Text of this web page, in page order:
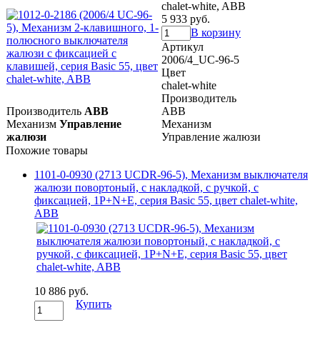
chalet-white, ABB
5 933 руб.
В корзину
Артикул
2006/4_UC-96-5
Цвет
chalet-white
Производитель
ABB
Механизм
Управление жалюзи
Производитель ABB
Механизм Управление
жалюзи
Похожие товары
1101-0-0930 (2713 UCDR-96-5), Механизм выключателя
жалюзи повортоный, с накладкой, с ручкой, с
фиксацией, 1P+N+E, серия Basic 55, цвет chalet-white,
ABB
10 886 руб.
Купить